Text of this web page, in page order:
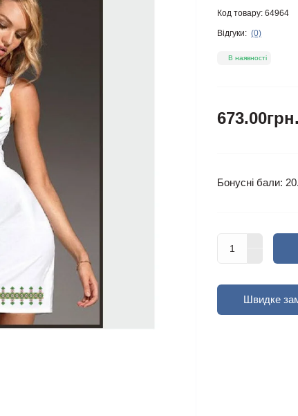
Код товару: 64964
Відгуки: (0)
В наявності
673.00грн.
Бонусні бали:
Швидке